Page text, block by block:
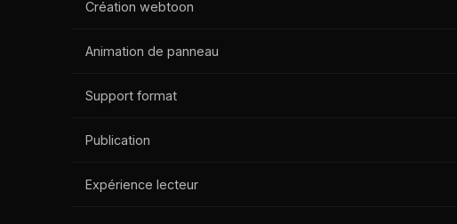
Création webtoon
Animation de panneau
Support format
Publication
Expérience lecteur